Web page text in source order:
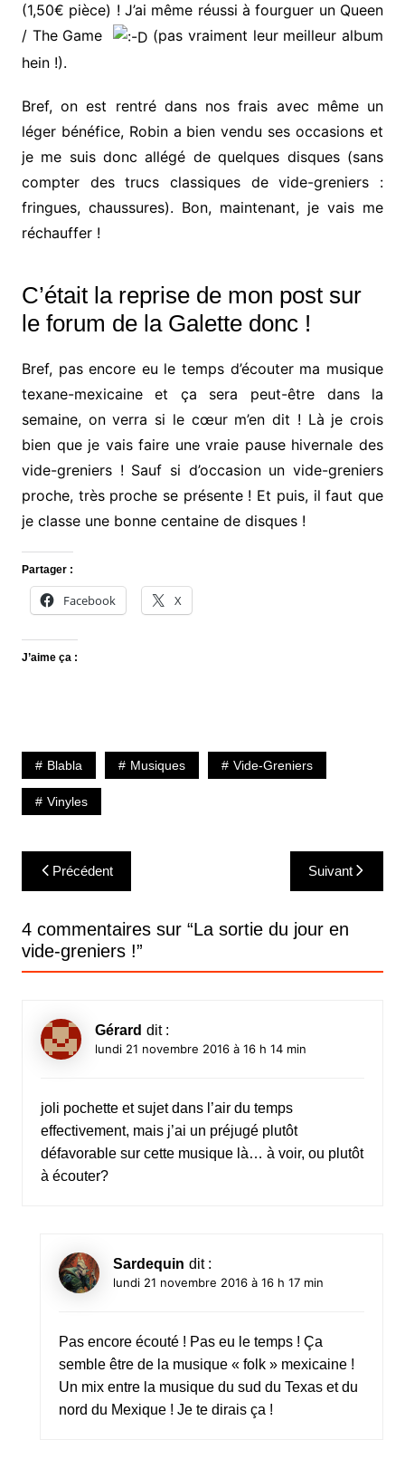
(1,50€ pièce) ! J’ai même réussi à fourguer un Queen
/ The Game
(pas vraiment leur meilleur album
hein !).
Bref, on est rentré dans nos frais avec même un
léger bénéfice, Robin a bien vendu ses occasions et
je me suis donc allégé de quelques disques (sans
compter des trucs classiques de vide-greniers :
fringues, chaussures). Bon, maintenant, je vais me
réchauffer !
C’était la reprise de mon post sur
le forum de la Galette donc !
Bref, pas encore eu le temps d’écouter ma musique
texane-mexicaine et ça sera peut-être dans la
semaine, on verra si le cœur m’en dit ! Là je crois
bien que je vais faire une vraie pause hivernale des
vide-greniers ! Sauf si d’occasion un vide-greniers
proche, très proche se présente ! Et puis, il faut que
je classe une bonne centaine de disques !
Partager :
Facebook X
J’aime ça :
Blabla Musiques Vide-Greniers
Vinyles
Navigation
de
l’article
Précédent Suivant
4 commentaires sur “La sortie du jour en
vide-greniers !”
Gérard dit :
lundi 21 novembre 2016 à 16 h 14 min
joli pochette et sujet dans l’air du temps
effectivement, mais j’ai un préjugé plutôt
défavorable sur cette musique là… à voir, ou plutôt
à écouter?
Sardequin dit :
lundi 21 novembre 2016 à 16 h 17 min
Pas encore écouté ! Pas eu le temps ! Ça
semble être de la musique « folk » mexicaine !
Un mix entre la musique du sud du Texas et du
nord du Mexique ! Je te dirais ça !